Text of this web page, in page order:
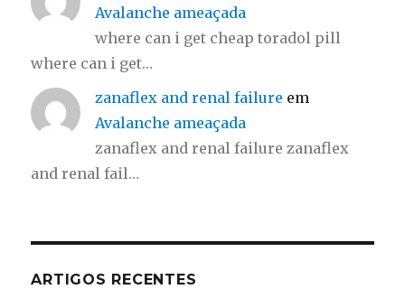
Avalanche ameaçada
where can i get cheap toradol pill
where can i get…
zanaflex and renal failure em
Avalanche ameaçada
zanaflex and renal failure zanaflex
and renal fail…
ARTIGOS RECENTES